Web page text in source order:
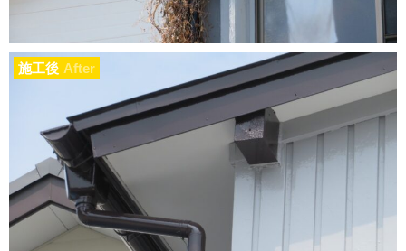
施工後 After